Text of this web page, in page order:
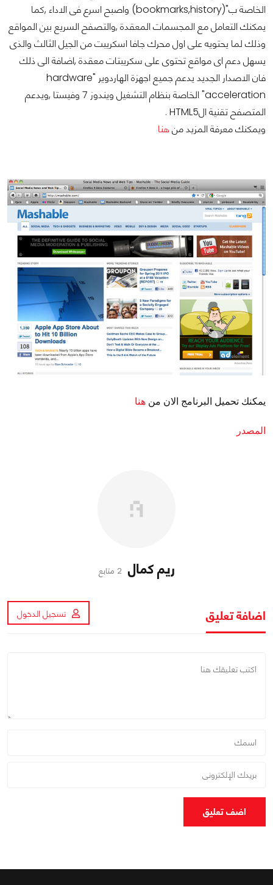
الخاصة ب"(bookmarks,history) واصبح اسرع فى الاداء ,كما
يمكنك التعامل مع المجسمات المعقدة ,والتصفح السريع بين المواقع
وذلك لما يحتويه على اول محرك جافا اسكريبت من الجيل الثالث والذى
يسهل دعم اى مواقع تحتوى على سكريبتات معقدة ,اضافة الى ذلك
فان الاصدار الجديد يدعم جميع اجهزة الهاردوير "hardware
acceleration" الخاصة بنظام التشغيل ويندوز 7 وفيستا ,ويدعم
المتصفح تقنية الHTML5 .
ويمكنك معرفة المزيد منهنا
يمكنك تحميل البرنامج الان من هنا
المصدر
ريم كمال 2 متابع
اضافة تعليق تسجيل الدخول
اضف تعليق